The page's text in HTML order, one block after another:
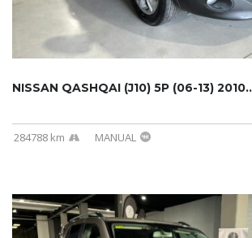
NISSAN QASHQAI (J10) 5P (06-13)
284788 km MANUAL